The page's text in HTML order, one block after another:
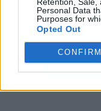
Personal Data
Purposes for
Opted Out
CONFIRM